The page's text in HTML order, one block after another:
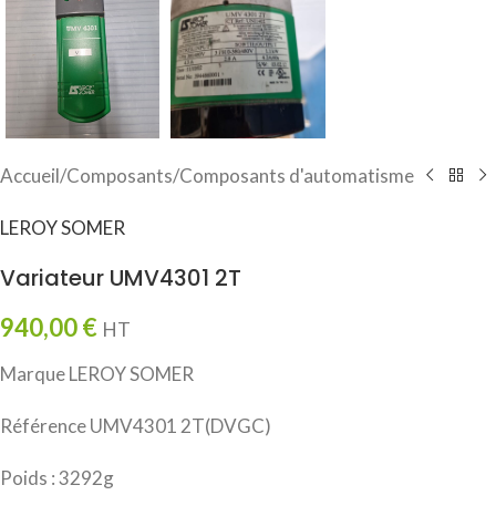
Accueil/Composants/Composants d'automatisme
LEROY SOMER
Variateur UMV4301 2T
940,00€ HT
Marque LEROY SOMER
Référence UMV4301 2T(DVGC)
Poids : 3292g